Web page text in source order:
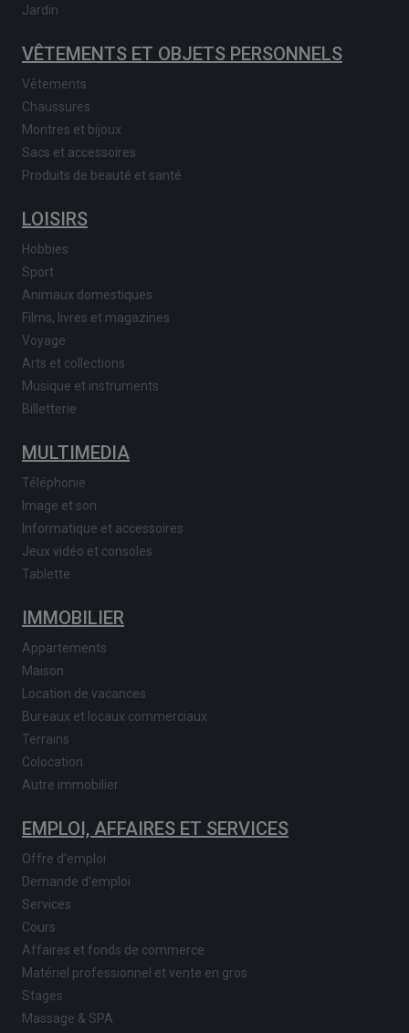
Jardin
VÊTEMENTS ET OBJETS PERSONNELS
Vêtements
Chaussures
Montres et bijoux
Sacs et accessoires
Produits de beauté et santé
LOISIRS
Hobbies
Sport
Animaux domestiques
Films, livres et magazines
Voyage
Arts et collections
Musique et instruments
Billetterie
MULTIMEDIA
Téléphonie
Image et son
Informatique et accessoires
Jeux vidéo et consoles
Tablette
IMMOBILIER
Appartements
Maison
Location de vacances
Bureaux et locaux commerciaux
Terrains
Colocation
Autre immobilier
EMPLOI, AFFAIRES ET SERVICES
Offre d'emploi
Demande d'emploi
Services
Cours
Affaires et fonds de commerce
Matériel professionnel et vente en gros
Stages
Massage & SPA